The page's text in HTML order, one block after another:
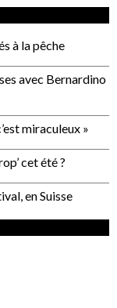
à la pêche
avec Bernardino
miraculeux »
cet été ?
en Suisse